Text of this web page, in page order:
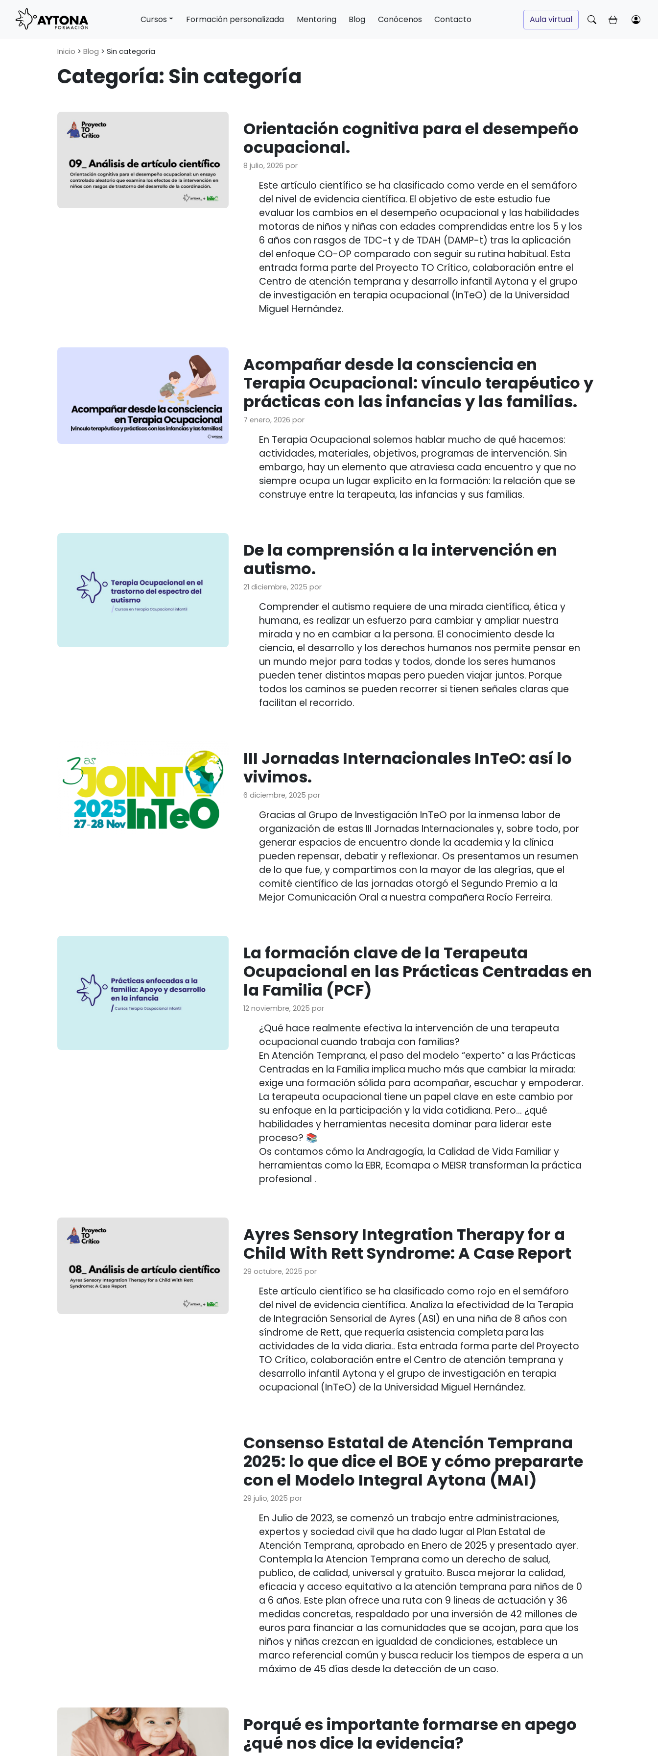
Main NavigationCursos Formación personalizada Mentoring Blog Conócenos Contacto Aula virtual
Inicio > Blog > Sin categoría
Categoría: Sin categoría
Orientación cognitiva para el desempeño
ocupacional.
8 julio, 2026 por
Este artículo científico se ha clasificado como verde en el semáforo
del nivel de evidencia científica. El objetivo de este estudio fue
evaluar los cambios en el desempeño ocupacional y las habilidades
motoras de niños y niñas con edades comprendidas entre los 5 y los
6 años con rasgos de TDC-t y de TDAH (DAMP-t) tras la aplicación
del enfoque CO-OP comparado con seguir su rutina habitual. Esta
entrada forma parte del Proyecto TO Crítico, colaboración entre el
Centro de atención temprana y desarrollo infantil Aytona y el grupo
de investigación en terapia ocupacional (InTeO) de la Universidad
Miguel Hernández.
Acompañar desde la consciencia en
Terapia Ocupacional: vínculo terapéutico y
prácticas con las infancias y las familias.
7 enero, 2026 por
En Terapia Ocupacional solemos hablar mucho de qué hacemos:
actividades, materiales, objetivos, programas de intervención. Sin
embargo, hay un elemento que atraviesa cada encuentro y que no
siempre ocupa un lugar explícito en la formación: la relación que se
construye entre la terapeuta, las infancias y sus familias.
De la comprensión a la intervención en
autismo.
21 diciembre, 2025 por
Comprender el autismo requiere de una mirada científica, ética y
humana, es realizar un esfuerzo para cambiar y ampliar nuestra
mirada y no en cambiar a la persona. El conocimiento desde la
ciencia, el desarrollo y los derechos humanos nos permite pensar en
un mundo mejor para todas y todos, donde los seres humanos
pueden tener distintos mapas pero pueden viajar juntos. Porque
todos los caminos se pueden recorrer si tienen señales claras que
facilitan el recorrido.
III Jornadas Internacionales InTeO: así lo
vivimos.
6 diciembre, 2025 por
Gracias al Grupo de Investigación InTeO por la inmensa labor de
organización de estas III Jornadas Internacionales y, sobre todo, por
generar espacios de encuentro donde la academia y la clínica
pueden repensar, debatir y reflexionar. Os presentamos un resumen
de lo que fue, y compartimos con la mayor de las alegrías, que el
comité científico de las jornadas otorgó el Segundo Premio a la
Mejor Comunicación Oral a nuestra compañera Rocío Ferreira.
La formación clave de la Terapeuta
Ocupacional en las Prácticas Centradas en
la Familia (PCF)
12 noviembre, 2025 por
¿Qué hace realmente efectiva la intervención de una terapeuta
ocupacional cuando trabaja con familias?
En Atención Temprana, el paso del modelo “experto” a las Prácticas
Centradas en la Familia implica mucho más que cambiar la mirada:
exige una formación sólida para acompañar, escuchar y empoderar.
La terapeuta ocupacional tiene un papel clave en este cambio por
su enfoque en la participación y la vida cotidiana. Pero… ¿qué
habilidades y herramientas necesita dominar para liderar este
proceso? 📚
Os contamos cómo la Andragogía, la Calidad de Vida Familiar y
herramientas como la EBR, Ecomapa o MEISR transforman la práctica
profesional .
Ayres Sensory Integration Therapy for a
Child With Rett Syndrome: A Case Report
29 octubre, 2025 por
Este artículo científico se ha clasificado como rojo en el semáforo
del nivel de evidencia científica. Analiza la efectividad de la Terapia
de Integración Sensorial de Ayres (ASI) en una niña de 8 años con
síndrome de Rett, que requería asistencia completa para las
actividades de la vida diaria.. Esta entrada forma parte del Proyecto
TO Crítico, colaboración entre el Centro de atención temprana y
desarrollo infantil Aytona y el grupo de investigación en terapia
ocupacional (InTeO) de la Universidad Miguel Hernández.
Consenso Estatal de Atención Temprana
2025: lo que dice el BOE y cómo prepararte
con el Modelo Integral Aytona (MAI)
29 julio, 2025 por
En Julio de 2023, se comenzó un trabajo entre administraciones,
expertos y sociedad civil que ha dado lugar al Plan Estatal de
Atención Temprana, aprobado en Enero de 2025 y presentado ayer.
Contempla la Atencion Temprana como un derecho de salud,
publico, de calidad, universal y gratuito. Busca mejorar la calidad,
eficacia y acceso equitativo a la atención temprana para niños de 0
a 6 años. Este plan ofrece una ruta con 9 lineas de actuación y 36
medidas concretas, respaldado por una inversión de 42 millones de
euros para financiar a las comunidades que se acojan, para que los
niños y niñas crezcan en igualdad de condiciones, establece un
marco referencial común y busca reducir los tiempos de espera a un
máximo de 45 días desde la detección de un caso.
Porqué es importante formarse en apego
¿qué nos dice la evidencia?